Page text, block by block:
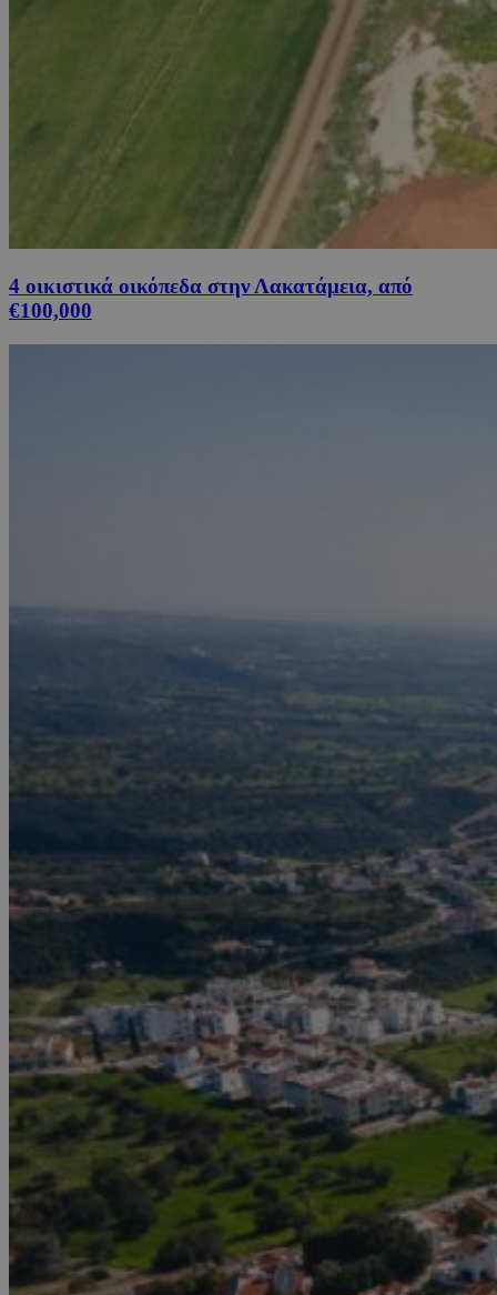
4 οικιστικά οικόπεδα στην Λακατάμεια, από
€100,000